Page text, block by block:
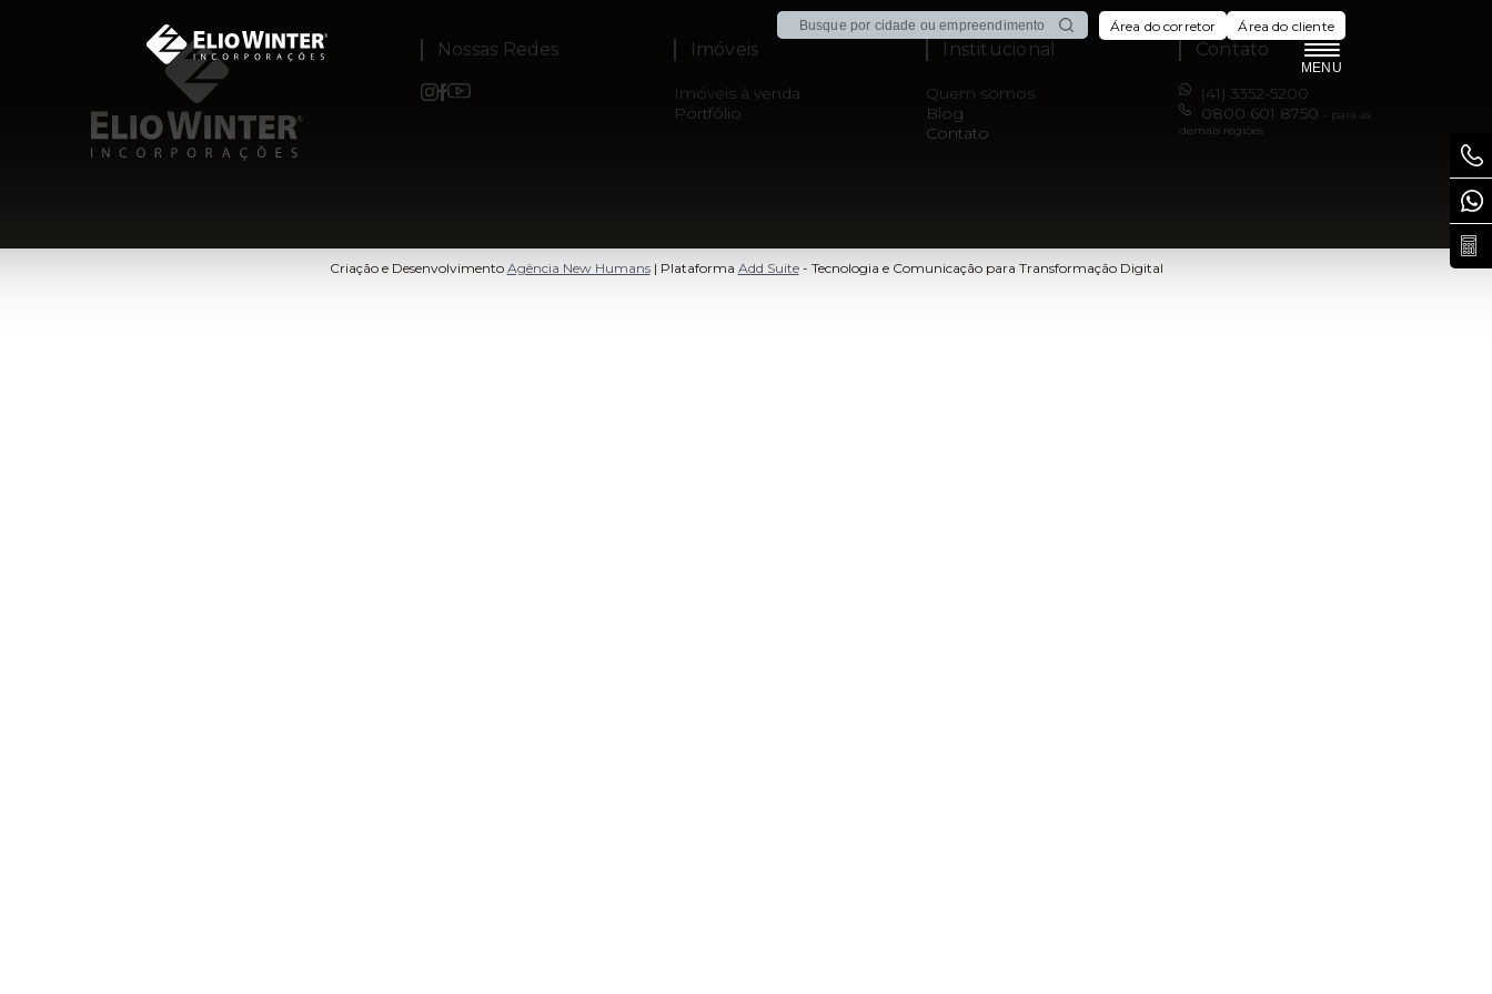
Área do corretor Área do cliente
MENU
Nossas Redes Imóveis
Imóveis à venda
Portfólio
Institucional
Quem somos
Blog
Contato
Contato
(41) 3352-5200
0800 601 8750
- para as
demais regiões
Criação e Desenvolvimento Agência New Humans| Plataforma Add Suite- Tecnologia e Comunicação para Transformação Digital